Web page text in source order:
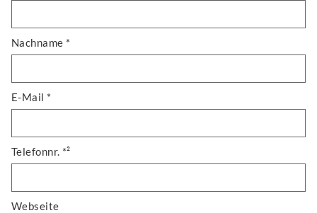
Nachname *
E-Mail *
Telefonnr. *²
Webseite